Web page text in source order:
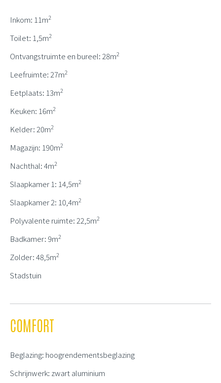
Inkom: 11m2
Toilet: 1,5m2
Ontvangstruimte en bureel: 28m2
Leefruimte: 27m2
Eetplaats: 13m2
Keuken: 16m2
Kelder: 20m2
Magazijn: 190m2
Nachthal: 4m2
Slaapkamer 1: 14,5m2
Slaapkamer 2: 10,4m2
Polyvalente ruimte: 22,5m2
Badkamer: 9m2
Zolder: 48,5m2
Stadstuin
COMFORT
Beglazing: hoogrendementsbeglazing
Schrijnwerk: zwart aluminium